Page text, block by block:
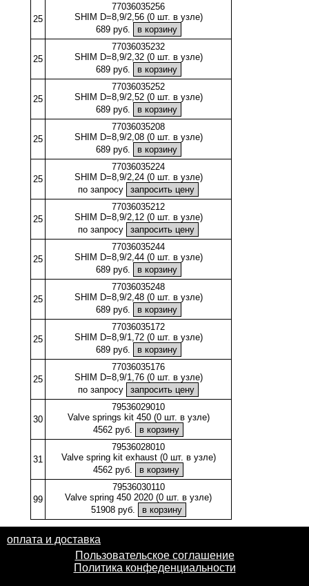
25
77036035256
SHIM D=8,9/2,56 (0 шт. в узле)
689 руб.
25
77036035232
SHIM D=8,9/2,32 (0 шт. в узле)
689 руб.
25
77036035252
SHIM D=8,9/2,52 (0 шт. в узле)
689 руб.
25
77036035208
SHIM D=8,9/2,08 (0 шт. в узле)
689 руб.
25
77036035224
SHIM D=8,9/2,24 (0 шт. в узле)
по запросу
25
77036035212
SHIM D=8,9/2,12 (0 шт. в узле)
по запросу
25
77036035244
SHIM D=8,9/2,44 (0 шт. в узле)
689 руб.
25
77036035248
SHIM D=8,9/2,48 (0 шт. в узле)
689 руб.
25
77036035172
SHIM D=8,9/1,72 (0 шт. в узле)
689 руб.
25
77036035176
SHIM D=8,9/1,76 (0 шт. в узле)
по запросу
30
79536029010
Valve springs kit 450 (0 шт. в узле)
4562 руб.
31
79536028010
Valve spring kit exhaust (0 шт. в узле)
4562 руб.
99
79536030110
Valve spring 450 2020 (0 шт. в узле)
51908 руб.
оплата и доставка
Пользовательское соглашение
Политика конфеденциальности